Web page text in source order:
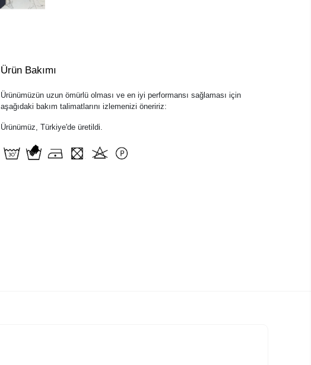
Ürün Bakımı
Ürünümüzün uzun ömürlü olması ve en iyi performansı sağlaması için
aşağıdaki bakım talimatlarını izlemenizi öneririz:
Ürünümüz, Türkiye'de üretildi.